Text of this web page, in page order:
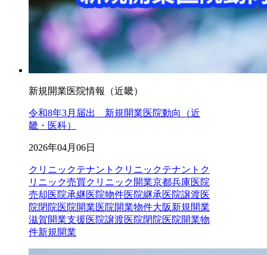
新規開業医院情報（近畿）
令和8年3月届出 新規開業医院動向（近
畿・医科）
2026年04月06日
クリニックテナント クリニックテナントク
リニック売買クリニック開業京都兵庫医院
売却医院承継医院物件医院継承医院譲渡医
院閉院医院開業医院開業物件大阪新規開業
滋賀開業支援医院譲渡医院閉院医院開業物
件新規開業